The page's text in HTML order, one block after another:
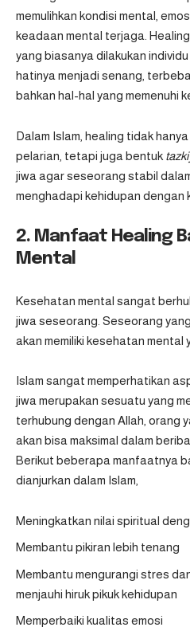
memulihkan kondisi mental,
keadaan mental terjaga.
yang biasanya dilakukan
hatinya menjadi senang,
bahkan hal-hal yang memenuhi
Dalam Islam, healing tidak
pelarian, tetapi juga bentuk
jiwa agar seseorang stabil
menghadapi kehidupan dengan
2. Manfaat Healing
Mental
Kesehatan mental sangat
jiwa seseorang. Seseorang
akan memiliki kesehatan mental
Islam sangat memperhatikan
jiwa merupakan sesuatu yang
terhubung dengan Allah, orang
akan bisa maksimal dalam
Berikut beberapa manfaatnya
dianjurkan dalam Islam,
Meningkatkan nilai spiritual
Membantu pikiran lebih tenang
Membantu mengurangi stres
menjauhi hiruk pikuk kehidupan
Memperbaiki kualitas emosi